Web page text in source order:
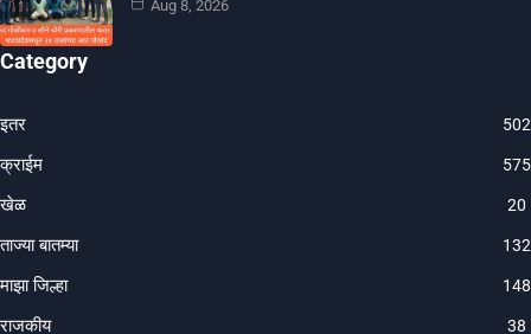
Aug 8, 2026
Category
इतर 502
क्राईम 575
खेळ 20
ताज्या बातम्या 132
माझा जिल्हा
राजकीय 38